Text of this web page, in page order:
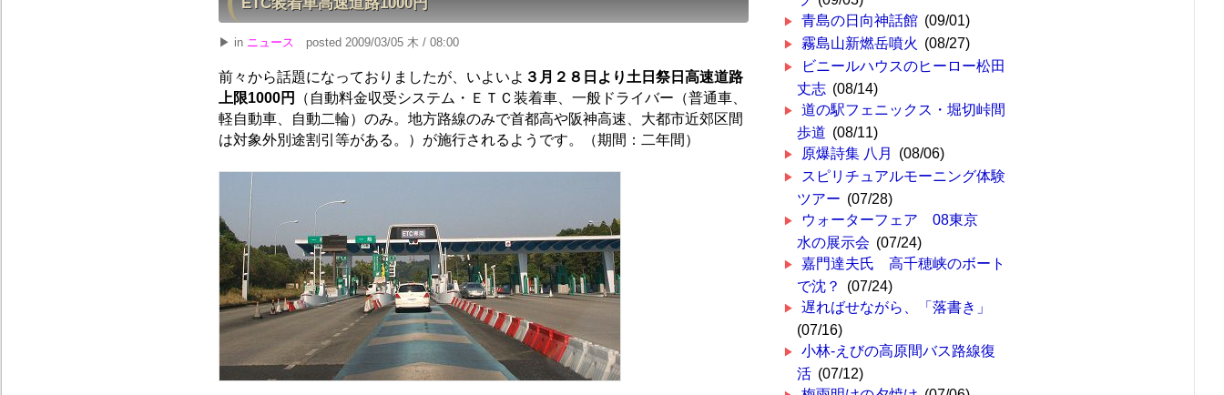
▶ in ニュース posted 2009/03/05 木 / 08:00
前々から話題になっておりましたが、いよいよ ３月２８日より土日祭日高速道路
上限1000円
（自動料金収受システム・ＥＴＣ装着車、一般ドライバー（普通車、
軽自動車、自動二輪）のみ。地方路線のみで首都高や阪神高速、大都市近郊区間
は対象外別途割引等がある。）が施行されるようです。（期間：二年間）
青島の日向神話館 (09/01)
霧島山新燃岳噴火 (08/27)
ビニールハウスのヒーロー松田
丈志 (08/14)
道の駅フェニックス・堀切峠間
歩道 (08/11)
原爆詩集 八月
(08/06)
スピリチュアルモーニング体験
ツアー (07/28)
ウォーターフェア 08東京
水の展示会 (07/24)
嘉門達夫氏 高千穂峡のボート
で沈？
(07/24)
遅ればせながら、「落書き」
(07/16)
小林-えびの高原間バス路線復
活 (07/12)